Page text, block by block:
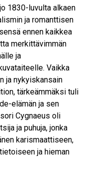
1830-luvulta alkaen
ja romanttisen
ennen kaikkea
merkittävimmän
ja
Vaikka
ja nykyiskansain
tärkeämmäksi tuli
elämän ja sen
Cygnaeus oli
ja puhuja, jonka
karismaattiseen,
ja hieman